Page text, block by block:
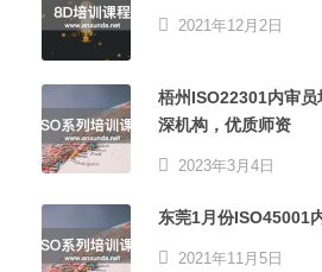
2021年12月2日
梧州ISO22301内审
深机构，优质师资
2023年3月4日
东莞1月份ISO45001
2021年11月5日